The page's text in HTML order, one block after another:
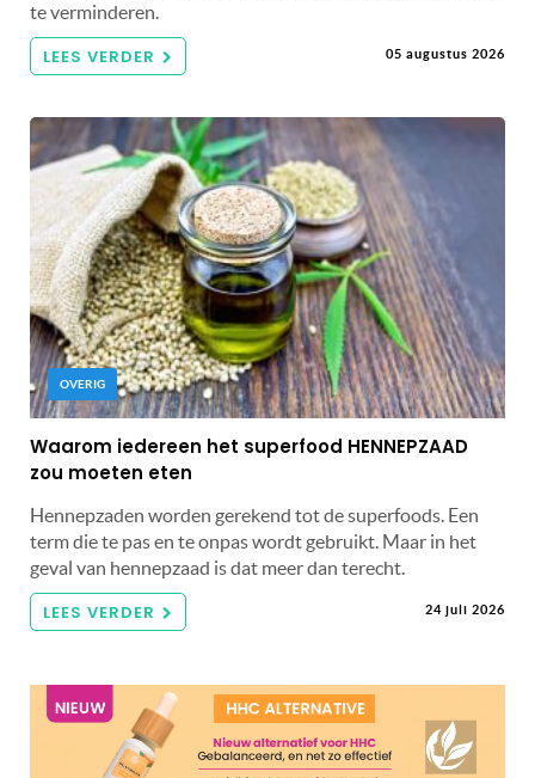
te verminderen.
LEES VERDER 05 augustus 2026
OVERIG
Waarom iedereen het superfood HENNEPZAAD
zou moeten eten
Hennepzaden worden gerekend tot de superfoods. Een
term die te pas en te onpas wordt gebruikt. Maar in het
geval van hennepzaad is dat meer dan terecht.
LEES VERDER 24 juli 2026